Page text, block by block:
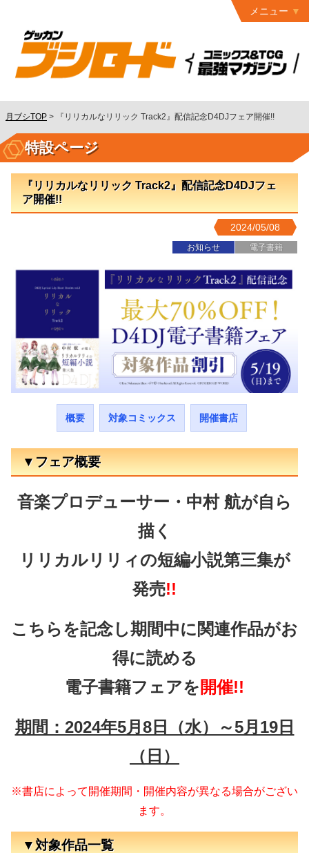
メニュー
最終号
連載作品
読者ページ
お問い合わせ
コミック グロウル
月ブシTOP > 『リリカルなリリック Track2』配信記念D4DJフェア開催!!
特設ページ
『リリカルなリリック Track2』配信記念D4DJフェ
ア開催!!
2024/05/08
お知らせ 電子書籍
概要 対象コミックス 開催書店
▼フェア概要
音楽プロデューサー・中村 航が自ら
描く
リリカルリリィの短編小説第三集が
発売!!
こちらを記念し期間中に関連作品がお
得に読める
電子書籍フェアを 開催!!
期間：2024年5月8日（水）～5月19日
（日 ）
※書店によって開催期間・開催内容が異なる場合がござい
ます。
▼対象作品一覧